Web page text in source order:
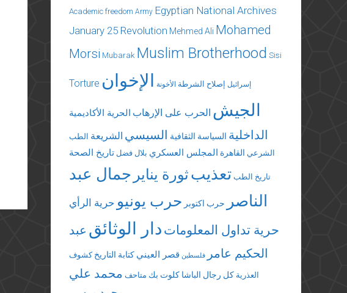
Academic freedom Army Egyptian National Archives
January 25 Revolution Mehmed Ali Mohamed
Morsi Mubarak Muslim Brotherhood Sisi
Torture إسرائيل إصلاح الشرطة الأخونة الإخوان
الجيش الحرب على الإرهاب الحرية الأكاديمية
الداخلية السياسة الثقافية السيسي الشريعة الطب
الشرعي القاهرة المجلس العسكري بلال فضل تاريخ الصحة
تاريخ الطب تعذيبثورة يناير جمال عبد
الناصر
حرب اكتوبر حرب يونيو حرية الرأي
حرية تداول المعلومات دار الوثائق عبد
الحكيم عامر
فلسطين قصر العيني كتابة التاريخ كشوف
العذرية كل رجال الباشا كلوت بك متاحف محمد علي